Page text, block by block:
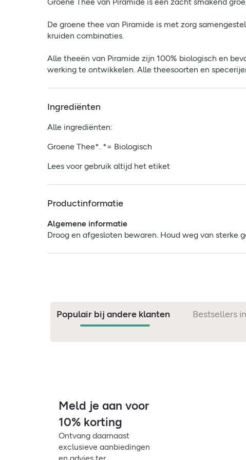
De groene thee van Piramide is met zorg
kruiden combinaties.
Alle theeën van Piramide zijn 100% biologisch en
werking te ontwikkelen. Alle theesoorten en
Ingrediënten
Alle ingrediënten:
Groene Thee*. *= Biologisch
Lees voor gebruik altijd het etiket
Productinformatie
Algemene informatie
Droog en afgesloten bewaren. Houd weg van sterke
Populair bij andere klanten Bestsellers
Meld je aan voor
10% korting
Ontvang daarnaast
exclusieve aanbiedingen